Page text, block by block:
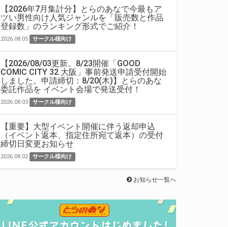
【2026年7月集計分】とらのあなで今最もア
ツい男性向け人気ジャンルを「販売数と作品
登録数」のランキング形式でご紹介！
2026.08.05 サークル様向け
【2026/08/03更新。8/23開催「GOOD
COMIC CITY 32 大阪」事前発送申請受付開始
しました。申請締切：8/20(木)】とらのあな
委託作品を イベント会場で発送受付！
2026.08.03 サークル様向け
【重要】大型イベント開催に伴う返却申込
（イベント返本、指定住所宛て返本）の受付
締切日変更お知らせ
2026.08.02 サークル様向け
お知らせ一覧へ